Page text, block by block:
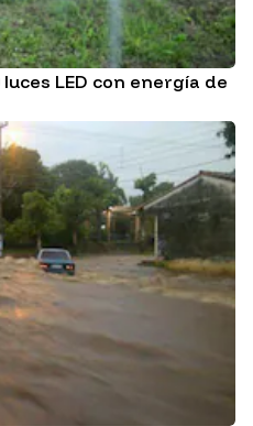
LED con energía de